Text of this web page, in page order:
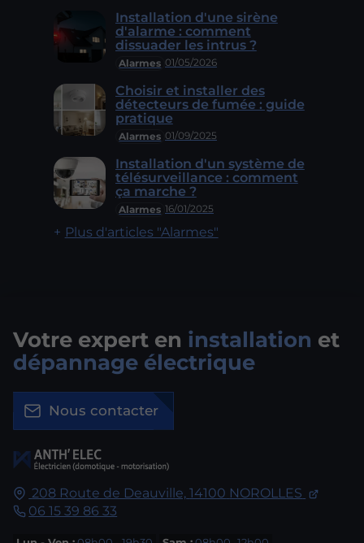
Alarmes 01/05/2026
Installation d'une sirène
d'alarme : comment
dissuader les intrus ?
Alarmes 01/09/2025
Choisir et installer des
détecteurs de fumée : guide
pratique
Alarmes 16/01/2025
Installation d'un système de
télésurveillance : comment
ça marche ?
Plus d'articles "Alarmes"
208 Route de Deauville, 14100 NOROLLES
06 15 39 86 33
Votre expert en installation et
dépannage électrique
Nous contacter